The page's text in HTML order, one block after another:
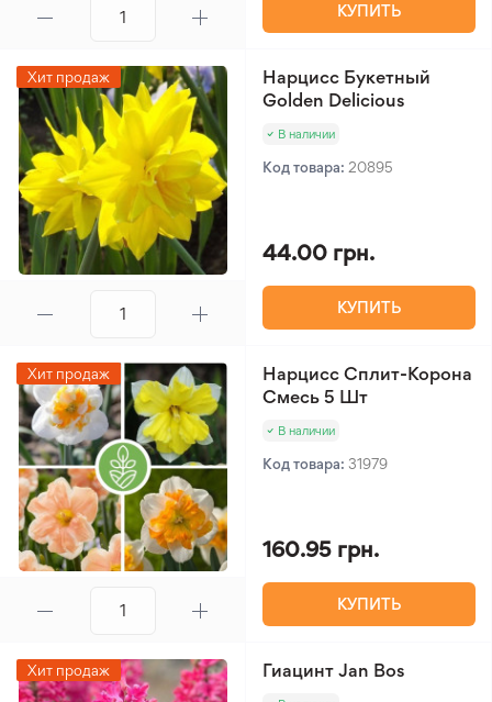
КУПИТЬ
Хит продаж
Нарцисс Букетный
Golden Delicious
В наличии
Код товара: 20895
44.00 грн.
КУПИТЬ
Хит продаж
Нарцисс Сплит-Корона
Смесь 5 Шт
В наличии
Код товара: 31979
160.95 грн.
КУПИТЬ
Хит продаж Гиацинт Jan Bos